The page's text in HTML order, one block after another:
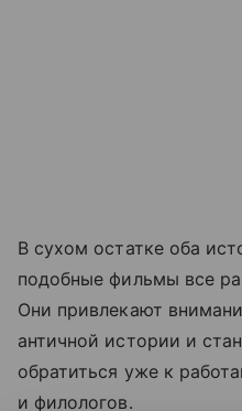
В сухом остатке оба
подобные фильмы все
Они привлекают
античной истории и
обратиться уже к
и филологов.